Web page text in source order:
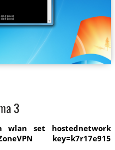
3
wlan set hostednetwork
key=k7r17e915